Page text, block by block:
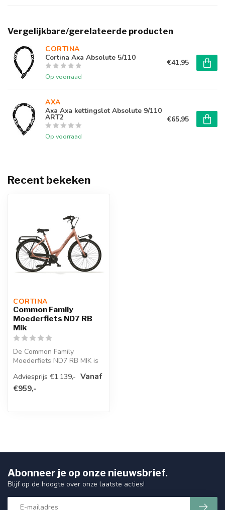
Vergelijkbare/gerelateerde producten
CORTINA
Cortina Axa Absolute 5/110
Op voorraad
€41,95
AXA
Axa Axa kettingslot Absolute 9/110
ART2
Op voorraad
€65,95
Recent bekeken
CORTINA
Common Family
Moederfiets ND7 RB
Mik
De Common Family
Moederfiets ND7 RB MIK is
comfort, st...
Adviesprijs €1.139,- Vanaf
€959,-
Abonneer je op onze nieuwsbrief.
Blijf op de hoogte over onze laatste acties!